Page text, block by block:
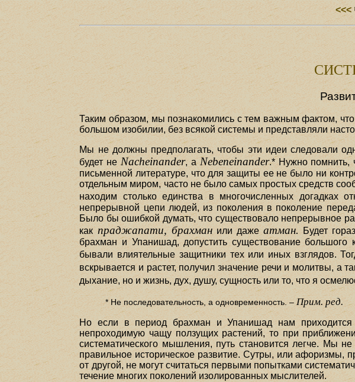
<<<
Таким образом, мы познакомились с тем важным фактом,
большом изобилии, без всякой системы и представляли
Мы не должны предполагать, чтобы эти идеи следовали
будет неNacheinander, аNebeneinander.* Нужно помнить,
письменной литературе, что для защиты ее не было ни
отдельным миром, часто не было самых простых средств
находим столько единства в многочисленных догадках
непрерывной цепи людей, из поколения в поколение
Было бы ошибкой думать, что существовало непрерывное
какпраджапати, брахманили даже атман.Будет
брахман и Упанишад, допустить существование большого
бывали влиятельные защитники тех или иных взглядов.
вскрывается и растет, получил значение речи и молитвы, а
дыхание, но и жизнь, дух, душу, сущность или то, что я
* Не последовательность, а одновременность. – Прим. ред.
Но если в период брахман и Упанишад нам приходится
непроходимую чащу ползущих растений, то при
систематического мышления, путь становится легче. Мы
правильное историческое развитие. Сутры, или
от другой, не могут считаться первыми попытками
течение многих поколений изолированных мыслителей.